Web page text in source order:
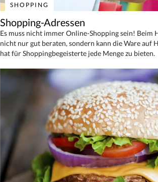
SHOPPING
Shopping-Adressen
Es muss nicht immer Online-Shopping sein!
nicht nur gut beraten, sondern kann die Ware auf
hat für Shoppingbegeisterte jede Menge zu bieten.